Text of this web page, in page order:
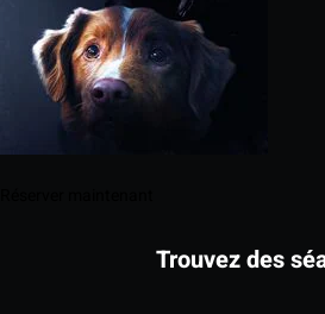
Trouvez des